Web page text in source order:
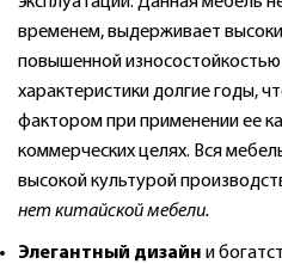
временем, выдерживает
повышенной износостойкостью
характеристики долгие годы,
фактором при применении ее
коммерческих целях. Вся
высокой культурой
нет китайской мебели.
Элегантный дизайн и